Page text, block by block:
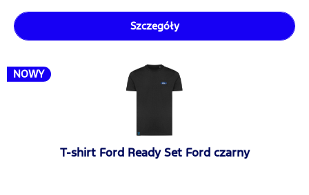
Szczegóły
NOWY
T-shirt Ford Ready Set Ford czarny